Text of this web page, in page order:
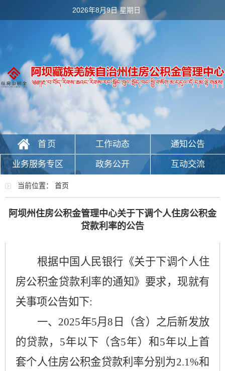
2026年8月9日 星期日
首页 工作动态 通知公告
业务服务专区 政务公开 互动交流
政务服务
当前位置： 首页
阿坝州住房公积金管理中心关于下调个人住房公积金
贷款利率的公告
根据中国人民银行《关于下调个人住
房公积金贷款利率的通知》要求，现就有
关事项公告如下:
一、 2025年5月8 日（含）之后新发放
的贷款， 5年以下（含5年）和 5年以上首
套个人住房公积金贷款利率分别为2.1%和